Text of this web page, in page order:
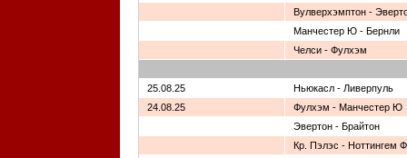
Вулверхэмптон -
Манчестер Ю - Бернли
Челси - Фулхэм
25.08.25
Ньюкасл - Ливерпуль
24.08.25
Фулхэм - Манчестер Ю
Эвертон - Брайтон
Кр. Пэлэс - Ноттингем